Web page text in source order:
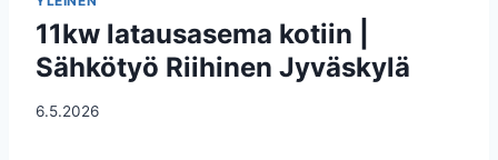
11kw latausasema kotiin |
Sähkötyö Riihinen Jyväskylä
6.5.2026